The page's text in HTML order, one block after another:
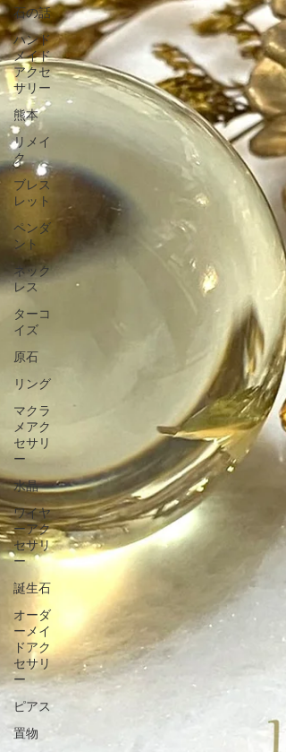
石の話
ハンド
メイド
アクセ
サリー
熊本
リメイ
ク
ブレス
レット
ペンダ
ント
ネック
レス
ターコ
イズ
原石
リング
マクラ
メアク
セサリ
ー
水晶
ワイヤ
ーアク
セサリ
ー
誕生石
オーダ
ーメイ
ドアク
セサリ
ー
ピアス
置物